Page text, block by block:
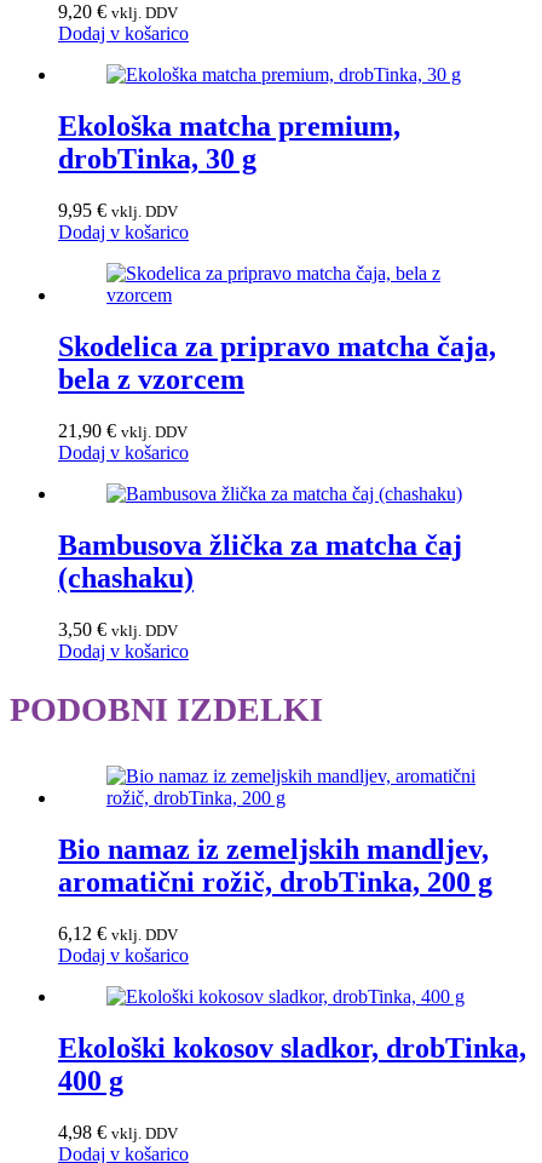
9,20 € vklj. DDV
Dodaj v košarico
Ekološka matcha premium,
drobTinka, 30 g
9,95 € vklj. DDV
Dodaj v košarico
Skodelica za pripravo matcha čaja,
bela z vzorcem
21,90 € vklj. DDV
Dodaj v košarico
Bambusova žlička za matcha čaj
(chashaku)
3,50 € vklj. DDV
Dodaj v košarico
PODOBNI IZDELKI
Bio namaz iz zemeljskih mandljev,
aromatični rožič, drobTinka, 200 g
6,12 € vklj. DDV
Dodaj v košarico
Ekološki kokosov sladkor, drobTinka,
400 g
4,98 € vklj. DDV
Dodaj v košarico